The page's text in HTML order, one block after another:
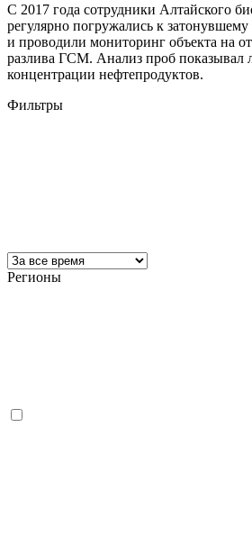
С 2017 года сотрудники Алтайского
регулярно погружались к затонувшему
и проводили мониторинг объекта на
разлива ГСМ. Анализ проб показывал
концентрации нефтепродуктов.
Фильтры
Регионы